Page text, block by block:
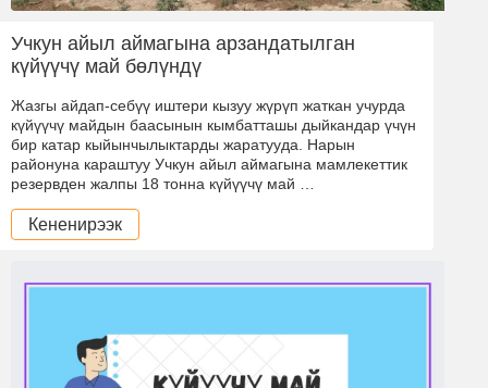
Учкун айыл аймагына арзандатылган
күйүүчү май бөлүндү
Жазгы айдап-себүү иштери кызуу жүрүп жаткан учурда
күйүүчү майдын баасынын кымбатташы дыйкандар үчүн
бир катар кыйынчылыктарды жаратууда. Нарын
районуна караштуу Учкун айыл аймагына мамлекеттик
резервден жалпы 18 тонна күйүүчү май …
Кененирээк